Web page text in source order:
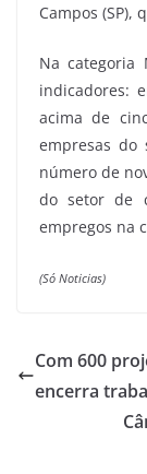
Campos (SP),
Na categoria
indicadores:
acima de
empresas do
número de
do setor de
empregos na
(Só Noticias)
Com 600
encerra